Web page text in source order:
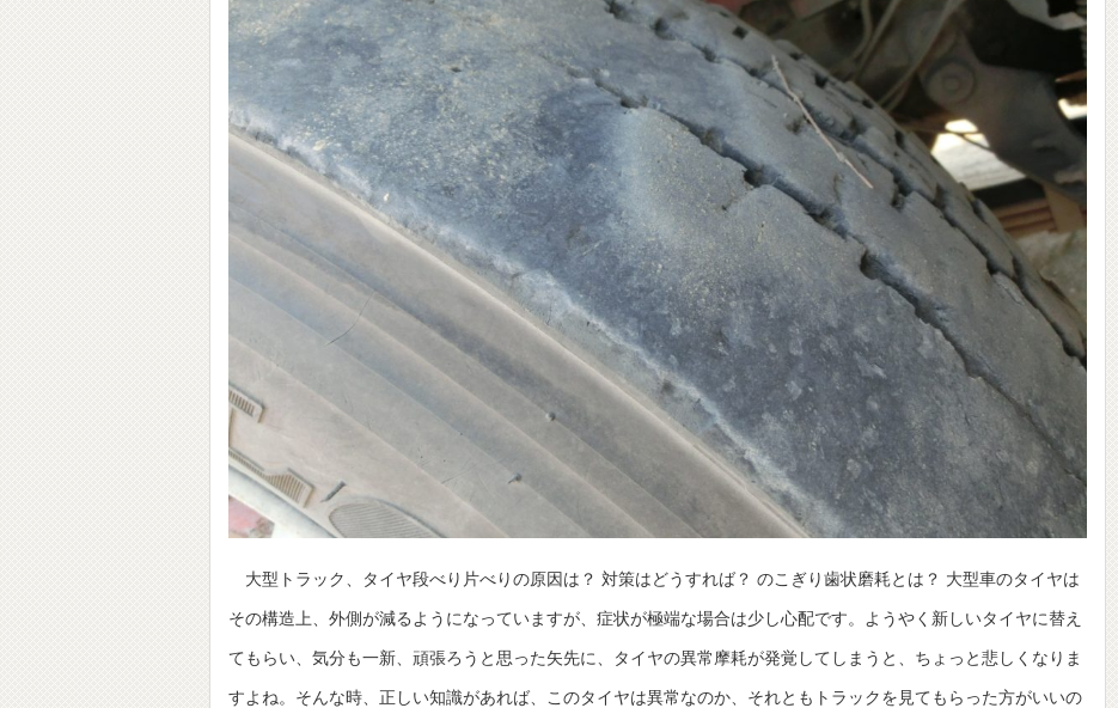
大型トラック、タイヤ段べり片べりの原因は？ 対策はどうすれば？ のこぎり歯状磨耗とは？ 大型車のタイヤは
その構造上、外側が減るようになっていますが、症状が極端な場合は少し心配です。ようやく新しいタイヤに替え
てもらい、気分も一新、頑張ろうと思った矢先に、タイヤの異常摩耗が発覚してしまうと、ちょっと悲しくなりま
すよね。そんな時、正しい知識があれば、このタイヤは異常なのか、それともトラックを見てもらった方がいいの